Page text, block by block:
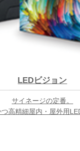
LEDビジョン
サイネージの定番。
高精細屋内・屋外用